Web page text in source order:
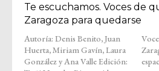
Te escuchamos. Voces de
Zaragoza para quedarse
Autoría: Denis Benito, Juan
Huerta, Miriam Gavín, Laura
González y Ana Valle Edición:
Voces de quienes llegaron a
Zaragoza para quedarse”. Un
espacio tranquilo, hecho para